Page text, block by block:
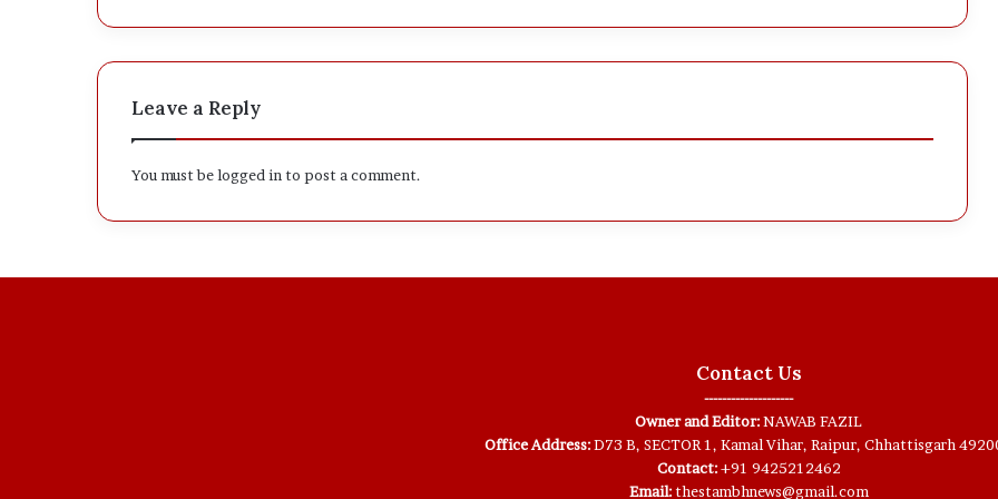
Leave a Reply
You must belogged into post a comment.
Contact Us
--------------------
Owner and Editor:NAWAB FAZIL
Office Address:D73 B, SECTOR 1, Kamal Vihar, Raipur, Chhattisgarh
Contact:+91 9425212462
Email:thestambhnews@gmail.com